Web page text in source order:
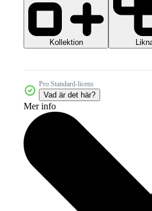
Kollektion
Pro Standard-licens
Vad är det här?
Mer info